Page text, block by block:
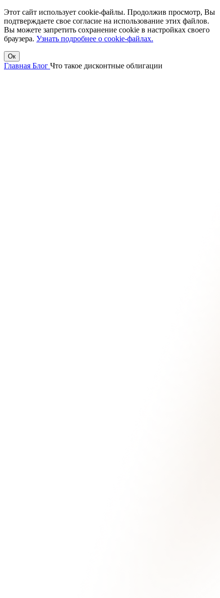
Этот сайт использует cookie-файлы. Продолжив просмотр, Вы
подтверждаете свое согласие на использование этих файлов.
Вы можете запретить сохранение cookie в настройках своего
браузера. Узнать подробнее о cookie-файлах.
Ок
Главная Блог Что такое дисконтные облигации